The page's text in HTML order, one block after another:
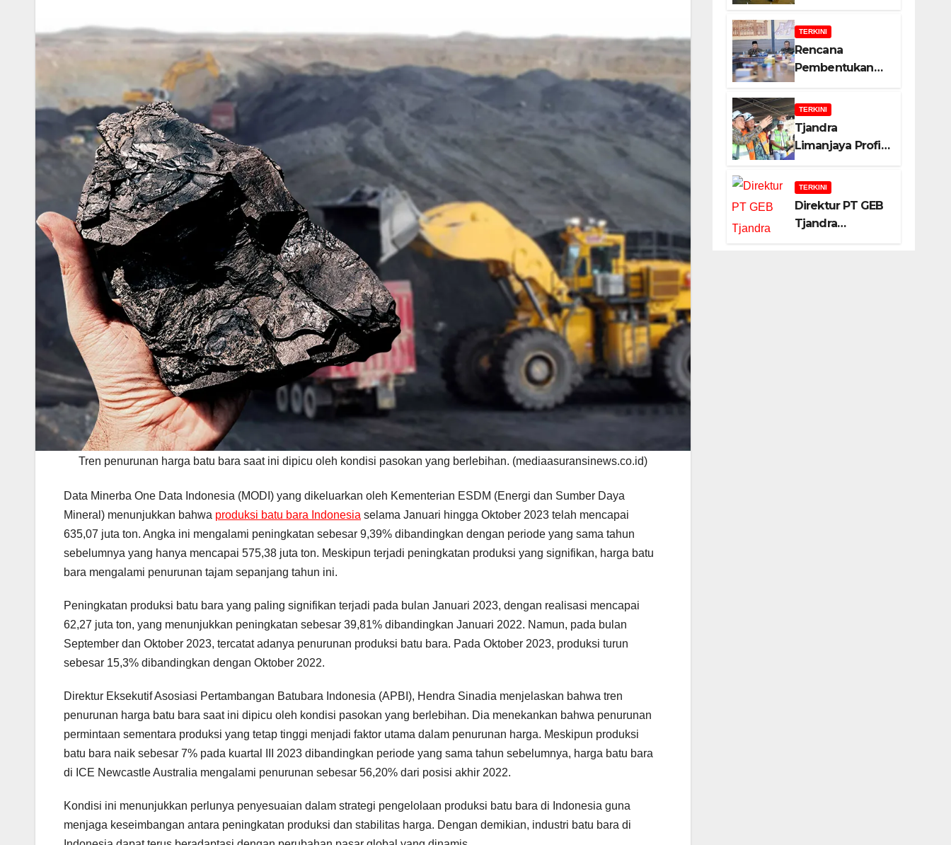
Tren penurunan harga batu bara saat ini dipicu oleh kondisi pasokan yang berlebihan. (mediaasuransinews.co.id)
Data Minerba One Data Indonesia (MODI) yang dikeluarkan oleh Kementerian ESDM (Energi dan Sumber Daya
Mineral) menunjukkan bahwa produksi batu bara Indonesia selama Januari hingga Oktober 2023 telah mencapai
635,07 juta ton. Angka ini mengalami peningkatan sebesar 9,39% dibandingkan dengan periode yang sama tahun
sebelumnya yang hanya mencapai 575,38 juta ton. Meskipun terjadi peningkatan produksi yang signifikan, harga batu
bara mengalami penurunan tajam sepanjang tahun ini.
Peningkatan produksi batu bara yang paling signifikan terjadi pada bulan Januari 2023, dengan realisasi mencapai
62,27 juta ton, yang menunjukkan peningkatan sebesar 39,81% dibandingkan Januari 2022. Namun, pada bulan
September dan Oktober 2023, tercatat adanya penurunan produksi batu bara. Pada Oktober 2023, produksi turun
sebesar 15,3% dibandingkan dengan Oktober 2022.
Direktur Eksekutif Asosiasi Pertambangan Batubara Indonesia (APBI), Hendra Sinadia menjelaskan bahwa tren
penurunan harga batu bara saat ini dipicu oleh kondisi pasokan yang berlebihan. Dia menekankan bahwa penurunan
permintaan sementara produksi yang tetap tinggi menjadi faktor utama dalam penurunan harga. Meskipun produksi
batu bara naik sebesar 7% pada kuartal III 2023 dibandingkan periode yang sama tahun sebelumnya, harga batu bara
di ICE Newcastle Australia mengalami penurunan sebesar 56,20% dari posisi akhir 2022.
Kondisi ini menunjukkan perlunya penyesuaian dalam strategi pengelolaan produksi batu bara di Indonesia guna
menjaga keseimbangan antara peningkatan produksi dan stabilitas harga. Dengan demikian, industri batu bara di
Surya: Peluang
dan Strategi
Indonesia?
TERKINI
Rencana
Pembentukan
Badan Usaha
Khusus (BUK)
Menguat dalam
Revisi RUU
Migas, Ini
TERKINI
Tjandra
Limanjaya Profil
Bisnisnya
TERKINI
Direktur PT GEB
Tjandra